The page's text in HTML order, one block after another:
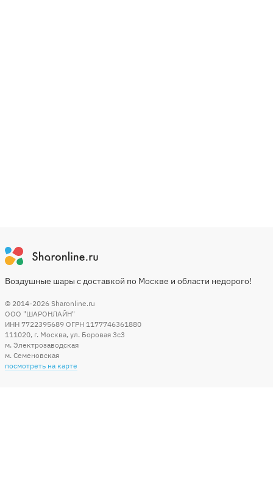
Воздушные шары с доставкой по Москве и области недорого!
© 2014-2026 Sharonline.ru
ООО "ШАРОНЛАЙН"
ИНН 7722395689 ОГРН 1177746361880
111020, г. Москва, ул. Боровая 3c3
м. Электрозаводская
м. Семеновская
посмотреть на карте